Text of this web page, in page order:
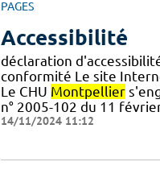
PAGES
Accessibilité
déclaration
conformité Le site
Le CHU Montpellier
n° 2005-102 du 11
14/11/2024 11:12